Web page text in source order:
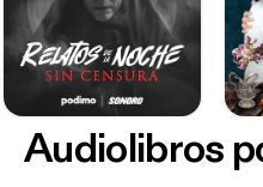
Audiolibros